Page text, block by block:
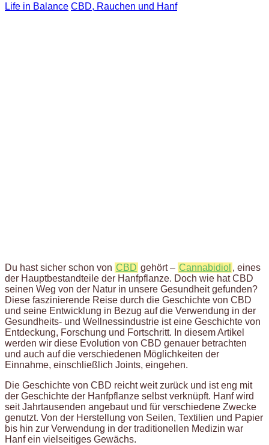
Life in Balance CBD, Rauchen und Hanf
Du hast sicher schon von CBD gehört – Cannabidiol , eines
der Hauptbestandteile der Hanfpflanze. Doch wie hat CBD
seinen Weg von der Natur in unsere Gesundheit gefunden?
Diese faszinierende Reise durch die Geschichte von CBD
und seine Entwicklung in Bezug auf die Verwendung in der
Gesundheits- und Wellnessindustrie ist eine Geschichte von
Entdeckung, Forschung und Fortschritt. In diesem Artikel
werden wir diese Evolution von CBD genauer betrachten
und auch auf die verschiedenen Möglichkeiten der
Einnahme, einschließlich Joints, eingehen.
Die Geschichte von CBD reicht weit zurück und ist eng mit
der Geschichte der Hanfpflanze selbst verknüpft. Hanf wird
seit Jahrtausenden angebaut und für verschiedene Zwecke
genutzt. Von der Herstellung von Seilen, Textilien und Papier
bis hin zur Verwendung in der traditionellen Medizin war
Hanf ein vielseitiges Gewächs.